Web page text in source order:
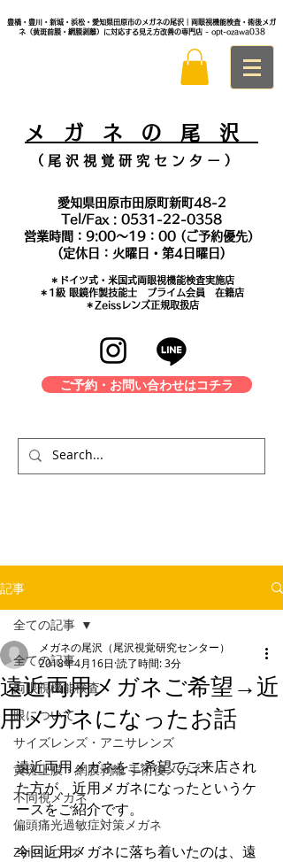
豊橋・豊川・新城・浜松・愛知県田原市のメガネの尾沢｜両眼視機能検査・術後メガ
ネ（黄斑前膜・網膜剥離）に対応する見え方改善の専門店 - opt-ozawa038
メ ガ ネ の 尾 沢
（ 尾 沢 視 覚 研 究 セ ン タ ー ）
愛知県田原市田原町新町48-2
Tel/Fax : 0531-22-0358
営業時間：9:00～19：00 (ご予約優先）
(定休日：火曜日・第4日曜日)
＊​ドイツ式・米国式両眼視機能検査実施店
​＊1級 眼鏡作製技能士 プライム会員 在籍店
＊Zeissレンズ正規取扱店
ご予約・お問い合わせはコチラ
記事
全ての記事
両眼視機能検査
眼について
サイズレンズ・アニサレンズ
黄斑上膜・網膜剥離 手術後メガネ
不同視メガネ
偏頭痛光過敏症対策メガネ
Zeissレンズ
全ての記事
遠近両用メガネご希望→近
用メガネになったお話
メガネの尾沢（尾沢視覚研究センター）
2018年4月16日 読了時間: 3分
遠近両用メガネをご希望でご来店され
た方が、近用メガネになったというケ
ースをご紹介です。
今回近用メガネに落ち着いたのは、遠